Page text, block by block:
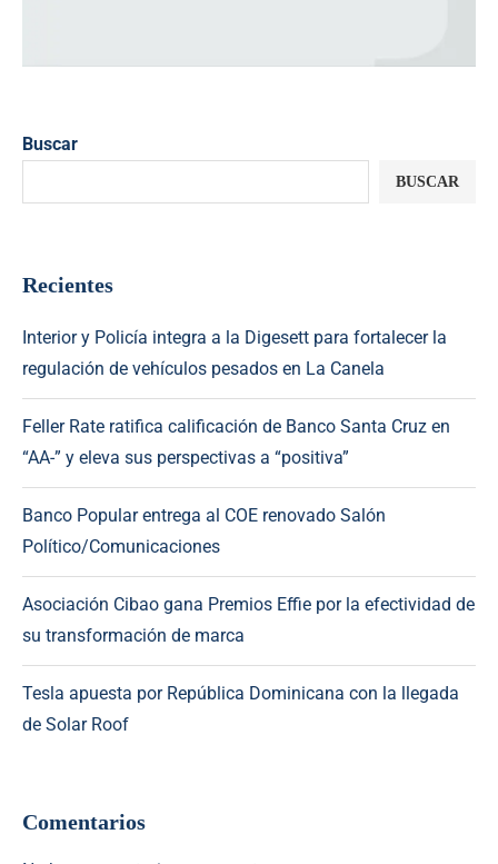
Buscar
BUSCAR
Recientes
Interior y Policía integra a la Digesett para fortalecer la
regulación de vehículos pesados en La Canela
Feller Rate ratifica calificación de Banco Santa Cruz en
“AA-” y eleva sus perspectivas a “positiva”
Banco Popular entrega al COE renovado Salón
Político/Comunicaciones
Asociación Cibao gana Premios Effie por la efectividad de
su transformación de marca
Tesla apuesta por República Dominicana con la llegada
de Solar Roof
Comentarios